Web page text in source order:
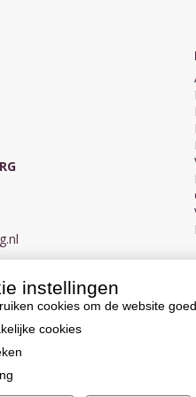
instellingen
cookies om de website
cookies